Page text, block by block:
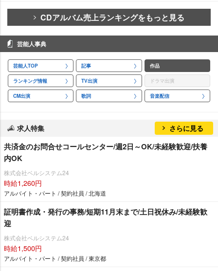
CDアルバム売上ランキングをもっと見る
芸能人事典
芸能人TOP 記事 作品
ランキング情報 TV出演 ドラマ出演
CM出演 歌詞 音楽配信
求人特集 さらに見る
共済金のお問合せコールセンター/週2日～OK/未経験歓迎/扶養
内OK
株式会社ベルシステム24
時給1,260円
アルバイト・パート / 契約社員 / 北海道
証明書作成・発行の事務/短期11月末まで/土日祝休み/未経験歓
迎
株式会社ベルシステム24
時給1,500円
アルバイト・パート / 契約社員 / 東京都